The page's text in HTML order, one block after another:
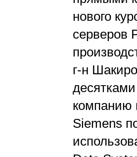
нового
серверов
г-н
компанию
Siemens